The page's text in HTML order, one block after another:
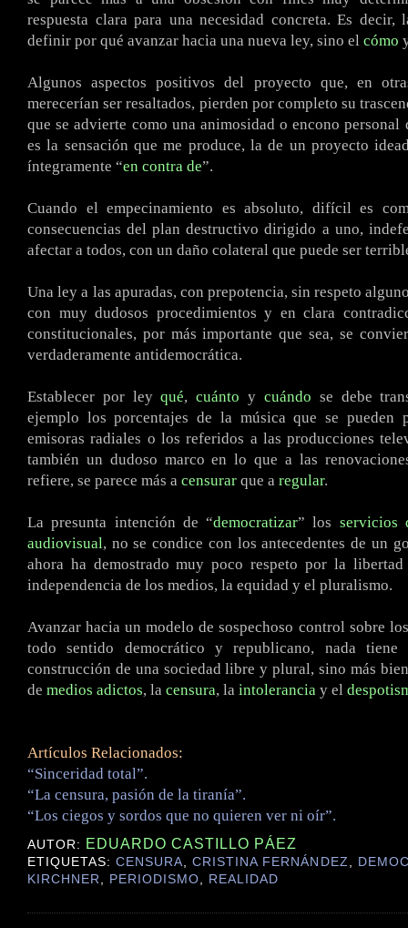
respuesta clara para una necesidad concreta. Es decir,
definir por qué avanzar hacia una nueva ley, sino el cómo
Algunos aspectos positivos del proyecto que, en
merecerían ser resaltados, pierden por completo su
que se advierte como una animosidad o encono personal
es la sensación que me produce, la de un proyecto
íntegramente “en contra de”.
Cuando el empecinamiento es absoluto, difícil es
consecuencias del plan destructivo dirigido a uno,
afectar a todos, con un daño colateral que puede ser
Una ley a las apuradas, con prepotencia, sin respeto
con muy dudosos procedimientos y en clara
constitucionales, por más importante que sea, se
verdaderamente antidemocrática.
Establecer por leyqué,cuánto y cuándo se debe
ejemplo los porcentajes de la música que se pueden
emisoras radiales o los referidos a las producciones
también un dudoso marco en lo que a las
refiere, se parece más a censurar que a regular.
La presunta intención de “democratizar” los servicios
audiovisual, no se condice con los antecedentes de un
ahora ha demostrado muy poco respeto por la
independencia de los medios, la equidad y el pluralismo.
Avanzar hacia un modelo de sospechoso control sobre
todo sentido democrático y republicano, nada
construcción de una sociedad libre y plural, sino más
de medios adictos, la censura, la intolerancia y el
Artículos Relacionados:
“Sinceridad total”.
“La censura, pasión de la tiranía”.
“Los ciegos y sordos que no quieren ver ni oír”.
AUTOR: EDUARDO CASTILLO PÁEZ
ETIQUETAS:CENSURA,CRISTINA FERNÁNDEZ,
KIRCHNER, PERIODISMO, REALIDAD